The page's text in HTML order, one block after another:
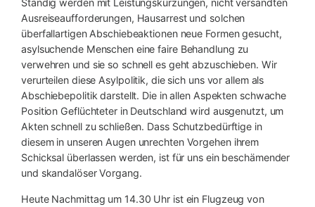
Ständig werden mit Leistungskürzungen, nicht versandten
Ausreiseaufforderungen, Hausarrest und solchen
überfallartigen Abschiebeaktionen neue Formen gesucht,
asylsuchende Menschen eine faire Behandlung zu
verwehren und sie so schnell es geht abzuschieben. Wir
verurteilen diese Asylpolitik, die sich uns vor allem als
Abschiebepolitik darstellt. Die in allen Aspekten schwache
Position Geflüchteter in Deutschland wird ausgenutzt, um
Akten schnell zu schließen. Dass Schutzbedürftige in
diesem in unseren Augen unrechten Vorgehen ihrem
Schicksal überlassen werden, ist für uns ein beschämender
und skandalöser Vorgang.
Heute Nachmittag um 14.30 Uhr ist ein Flugzeug von